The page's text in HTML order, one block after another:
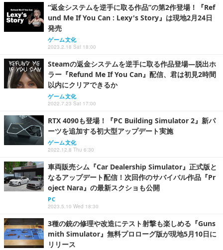
“返金システムを逆手に取る作品”の第2作登場！『Ref
und Me If You Can : Lexy's Story』は現地2月24日
発売
ゲーム文化
2023.2.18 Sat 18:00
Steamの返金システムを逆手に取る作品登場―脱出ホ
ラー『Refund Me If You Can』配信、君は初見2時間
以内にクリアできるか
ゲーム文化
2022.7.23 Sat 17:00
RTX 4090も登場！『PC Building Simulator 2』新パ
ーツを追加する初大型アップデート実施
ゲーム文化
2022.12.8 Thu 6:30
車両販売シム『Car Dealership Simulator』正式版と
なるアップデート配信！次回作のサバイバル作品『Pr
oject Nara』の最新スクショも公開
PC
2023.5.10 Wed 18:30
3種の銃の修理や改造にテスト射撃も楽しめる『Guns
mith Simulator』無料プロローグ版が現地5月10日に
リリース